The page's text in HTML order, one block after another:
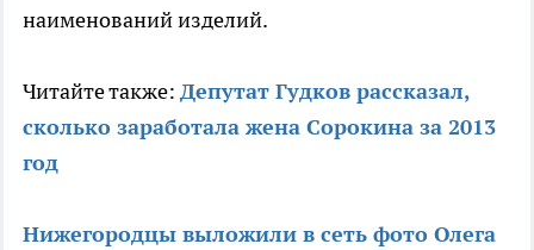
наименований изделий.
Читайте также: Депутат Гудков рассказал,
сколько заработала жена Сорокина за 2013
год
Нижегородцы выложили в сеть фото Олега